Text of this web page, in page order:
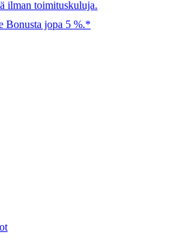
ilman toimituskuluja.
Bonusta jopa 5 %.*